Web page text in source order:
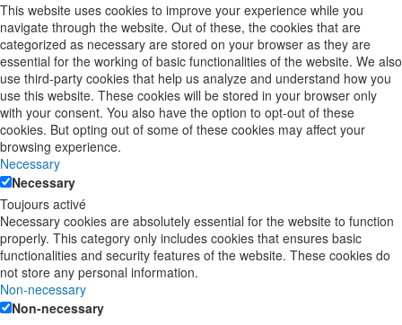
This website uses cookies to improve your experience while you
navigate through the website. Out of these, the cookies that are
categorized as necessary are stored on your browser as they are
essential for the working of basic functionalities of the website. We also
use third-party cookies that help us analyze and understand how you
use this website. These cookies will be stored in your browser only
with your consent. You also have the option to opt-out of these
cookies. But opting out of some of these cookies may affect your
browsing experience.
Necessary
Necessary
Toujours activé
Necessary cookies are absolutely essential for the website to function
properly. This category only includes cookies that ensures basic
functionalities and security features of the website. These cookies do
not store any personal information.
Non-necessary
Non-necessary